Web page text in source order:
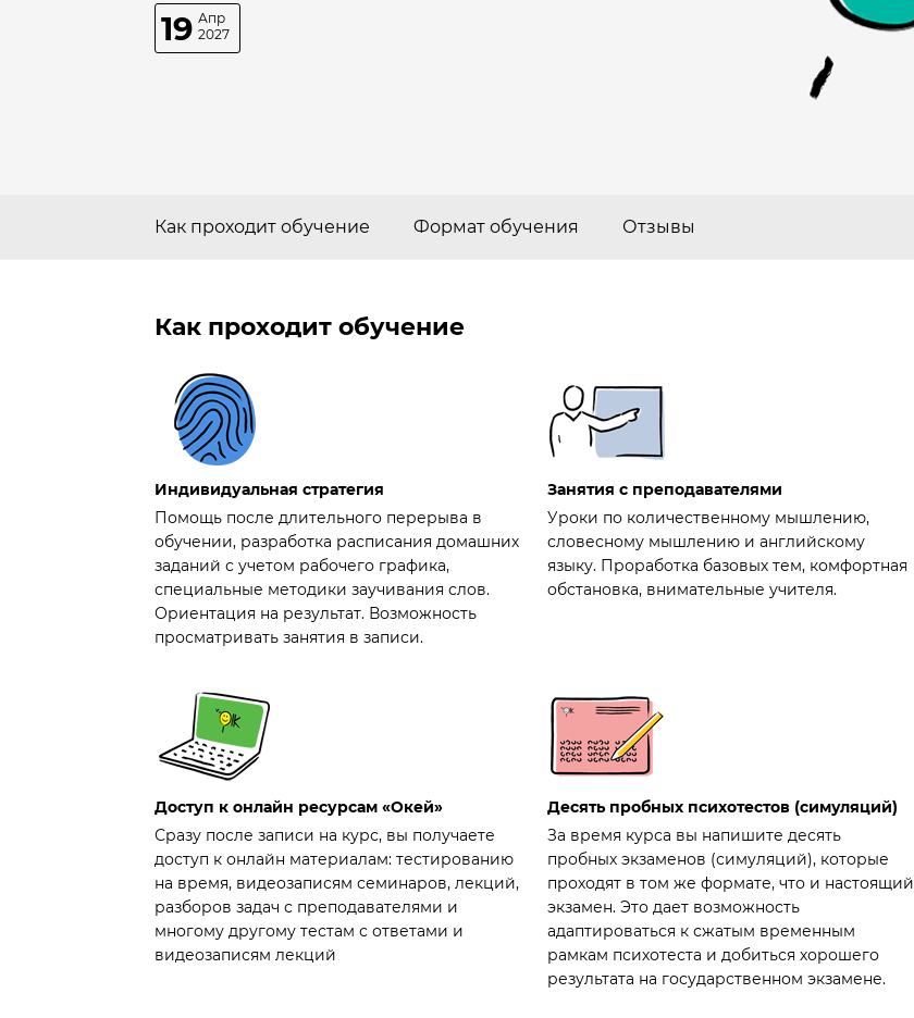
19 Апр
2027
Как проходит обучение Формат обучения Отзывы
Как проходит обучение
Индивидуальная стратегия
Помощь после длительного перерыва в
обучении, разработка расписания домашних
заданий с учетом рабочего графика,
специальные методики заучивания слов.
Ориентация на результат. Возможность
просматривать занятия в записи.
Занятия с преподавателями
Уроки по количественному мышлению,
словесному мышлению и английскому
языку. Проработка базовых тем, комфортная
обстановка, внимательные учителя.
Доступ к онлайн ресурсам «Окей»
Сразу после записи на курс, вы получаете
доступ к онлайн материалам: тестированию
на время, видеозаписям семинаров, лекций,
разборов задач с преподавателями и
многому другому тестам с ответами и
видеозаписям лекций
Десять пробных психотестов (симуляций)
За время курса вы напишите десять
пробных экзаменов (симуляций), которые
проходят в том же формате, что и настоящий
экзамен. Это дает возможность
адаптироваться к сжатым временным
рамкам психотеста и добиться хорошего
результата на государственном экзамене.